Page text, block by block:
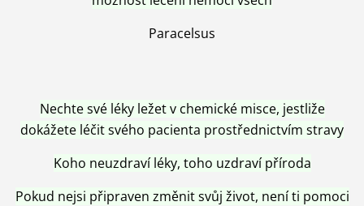
Paracelsus
Nechte své léky ležet v chemické misce, jestliže
dokážete léčit svého pacienta prostřednictvím stravy
Koho neuzdraví léky, toho uzdraví příroda
Pokud nejsi připraven změnit svůj život, není ti pomoci